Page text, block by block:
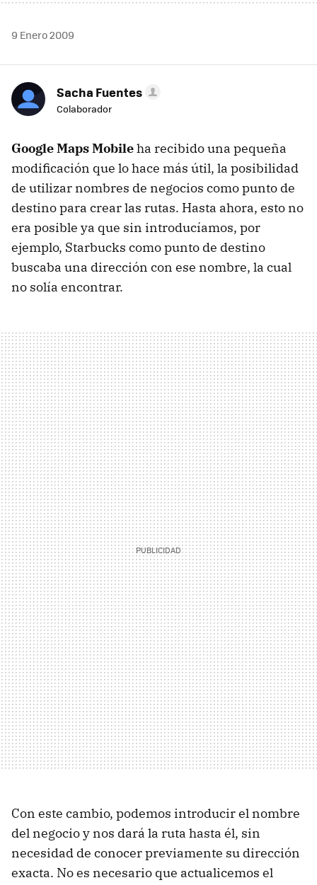
9 Enero 2009
Sacha Fuentes
Colaborador
Google Maps Mobileha recibido una pequeña
modificación que lo hace más útil, la posibilidad
de utilizar nombres de negocios como punto de
destino para crear las rutas. Hasta ahora, esto no
era posible ya que sin introducíamos, por
ejemplo, Starbucks como punto de destino
buscaba una dirección con ese nombre, la cual
no solía encontrar.
Con este cambio, podemos introducir el nombre
del negocio y nos dará la ruta hasta él, sin
necesidad de conocer previamente su dirección
exacta. No es necesario que actualicemos el